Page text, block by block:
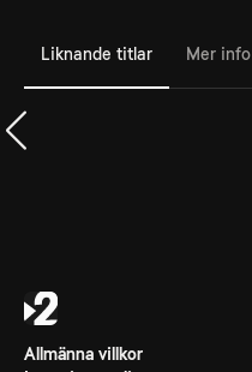
Liknande titlar Mer info
Allmänna villkor